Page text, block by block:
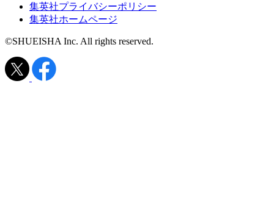
集英社プライバシーポリシー
集英社ホームページ
©SHUEISHA Inc. All rights reserved.